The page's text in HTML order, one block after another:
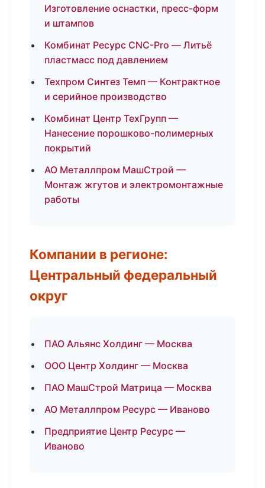
Изготовление оснастки, пресс-форм
и штампов
Комбинат Ресурс CNC-Pro — Литьё
пластмасс под давлением
Техпром Синтез Темп — Контрактное
и серийное производство
Комбинат Центр ТехГрупп —
Нанесение порошково-полимерных
покрытий
АО Металлпром МашСтрой —
Монтаж жгутов и электромонтажные
работы
Компании в регионе:
Центральный федеральный
округ
ПАО Альянс Холдинг — Москва
ООО Центр Холдинг — Москва
ПАО МашСтрой Матрица — Москва
АО Металлпром Ресурс — Иваново
Предприятие Центр Ресурс —
Иваново